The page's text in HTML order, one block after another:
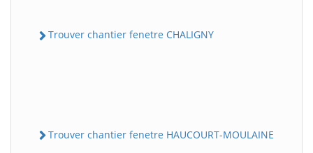
Trouver chantier fenetre CHALIGNY
Trouver chantier fenetre HAUCOURT-MOULAINE